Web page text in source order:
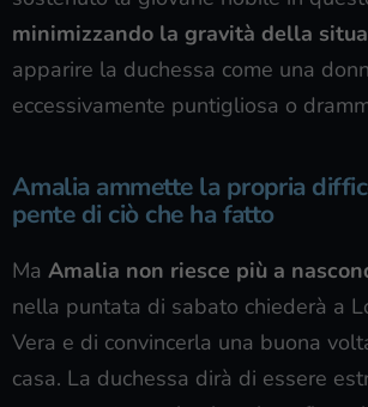
minimizzando la gravità della
apparire la duchessa come una
eccessivamente puntigliosa o
Amalia ammette la propria
pente di ciò che ha fatto
Ma Amalia non riesce più a
nella puntata di sabato chiederà a
Vera e di convincerla una buona
casa. La duchessa dirà di essere